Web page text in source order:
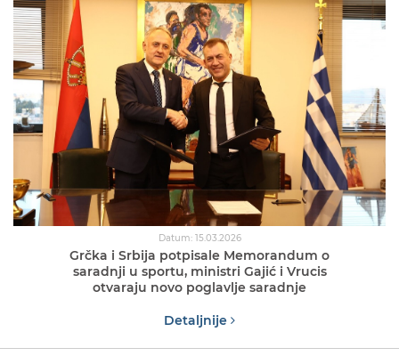
Datum: 15.03.2026
Grčka i Srbija potpisale Memorandum o
saradnji u sportu, ministri Gajić i Vrucis
otvaraju novo poglavlje saradnje
Detaljnije